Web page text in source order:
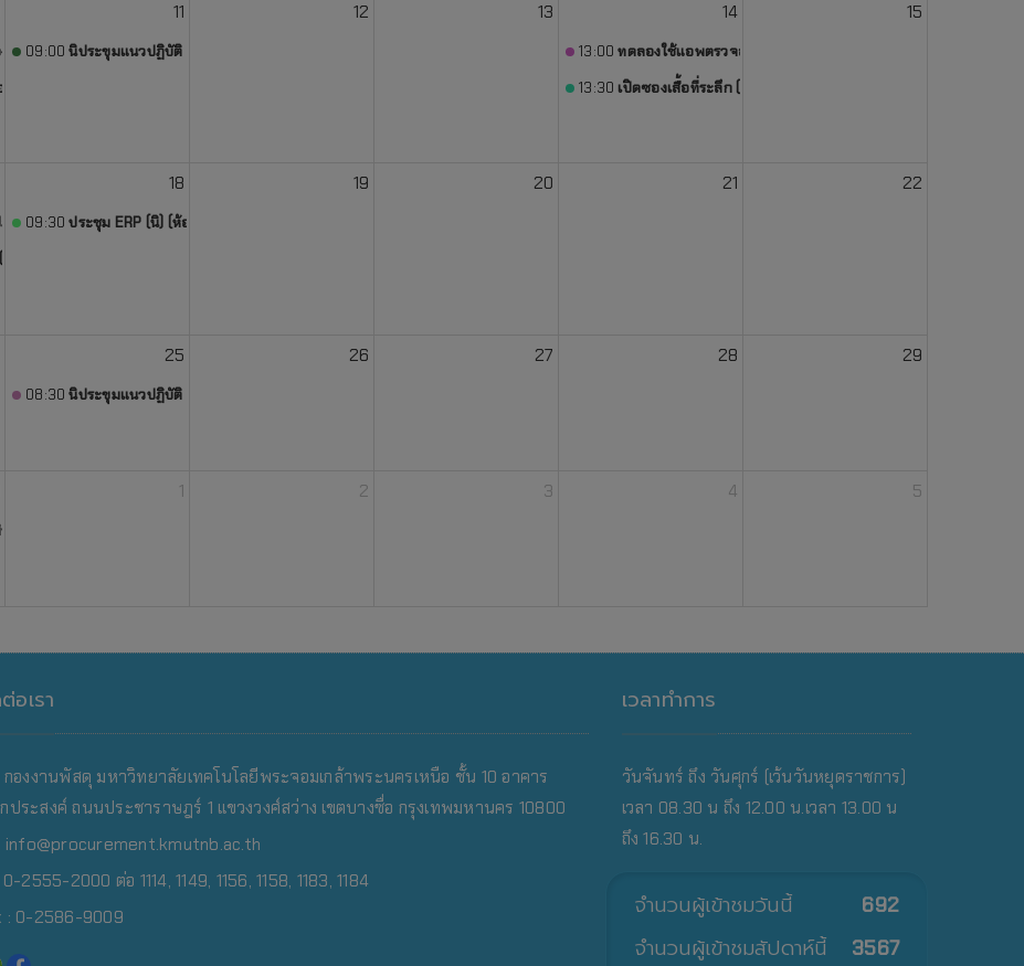
ประชุม เก่า (ห้องประชุมกองงานพัสดุ)
กแบบงานก่อสร้างฯ (ห้องประชุมใหม่) (ห้องประชุมกองงานพัสดุ)
11
09:00 นิประขุมแนวปฏิบัติ ERP (ห้องประชุมกองงานพัสดุ)
12 13 14
13:00 ทดลองใช้แอพตรวจสอบพัสดุ (ห้องประชุมกองงานพัสดุ)
13:30 เปิดซองเสื้อที่ระลึก (แอน) (ห้องประชุมกองงานพัสดุ)
15
ฏิบัติการ เรื่อง “การจัดทำแผนกลยุทธ์ หน่วยตรวจสอบภายใน มจพ. ระยะ 5 ปี ปีงบประมาณ พ.ศ. 2570 - 2574” (ห้องประชุมกองงานพัสดุ)
ชามญชุ์) (ห้องประชุมกองงานพัสดุ)
18
09:30 ประชุม ERP (นิ) (ห้องประชุมกองงานพัสดุ)
19 20 21 22
25
08:30 นิประขุมแนวปฏิบัติ ERP (ห้องประชุมกองงานพัสดุ)
26 27 28 29
ามญชุ์) ประชุมใหม่ (ห้องประชุมกองงานพัสดุ)
1 2 3 4 5
อเรา
กองงานพัสดุ มหาวิทยาลัยเทคโนโลยีพระจอมเกล้าพระนครเหนือ ชั้น 10 อาคาร
ประสงค์ ถนนประชาราษฎร์ 1 แขวงวงศ์สว่าง เขตบางซื่อ กรุงเทพมหานคร 10800
info@procurement.kmutnb.ac.th
0-2555-2000 ต่อ 1114, 1149, 1156, 1158, 1183, 1184
: 0-2586-9009
เวลาทำการ
วันจันทร์ ถึง วันศุกร์ (เว้นวันหยุดราชการ)
เวลา 08.30 น ถึง 12.00 น.เวลา 13.00 น
ถึง 16.30 น.
จำนวนผู้เข้าชมวันนี้ 692
จำนวนผู้เข้าชมสัปดาห์นี้ 3567